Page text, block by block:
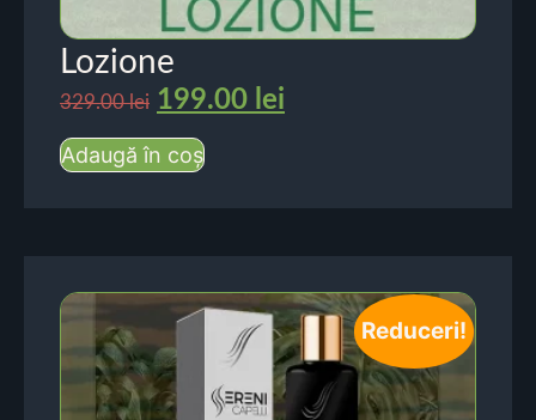
Lozione
329.00lei 199.00 lei
Adaugă în coș
Reduceri!